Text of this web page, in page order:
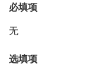
必填项
无
选填项